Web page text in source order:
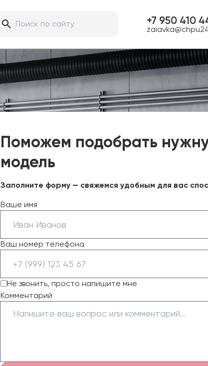
+7 950 410
Поможем подобрать
модель
Заполните форму — свяжемся удобным для вас
Ваше имя
Ваш номер телефона
Не звонить, просто напишите мне
Комментарий